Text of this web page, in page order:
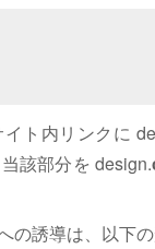
ト内リンクに
該部分を design.
の誘導は、以下